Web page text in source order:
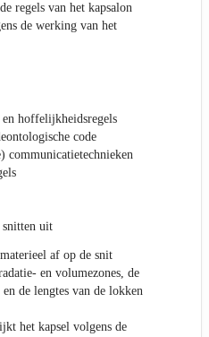
regels van het kapsalon
de werking van het
hoffelijkheidsregels
code
communicatietechnieken
snitten uit
af op de snit
en volumezones, de
de lengtes van de lokken
het kapsel volgens de